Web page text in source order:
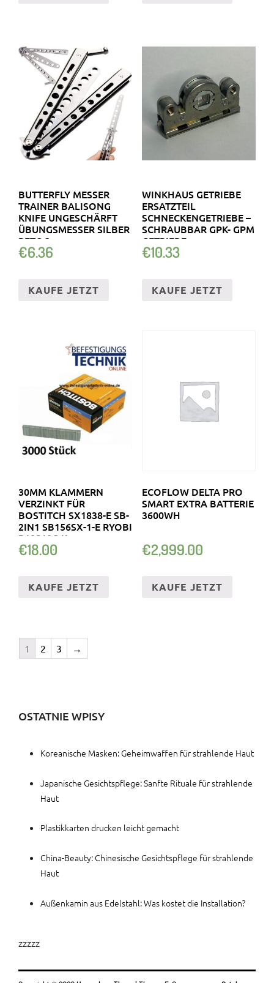
BUTTERFLY MESSER
TRAINER BALISONG
KNIFE UNGESCHÄRFT
ÜBUNGSMESSER SILBER
RETOO
€6.36
KAUFE JETZT
WINKHAUS GETRIEBE
ERSATZTEIL
SCHNECKENGETRIEBE –
SCHRAUBBAR GPK- GPM
GETRIEBE
€10.33
KAUFE JETZT
30MM KLAMMERN
VERZINKT FÜR
BOSTITCH SX1838-E SB-
2IN1 SB156SX-1-E RYOBI
R18S18G K
€18.00
KAUFE JETZT
ECOFLOW DELTA PRO
SMART EXTRA BATTERIE
3600WH
€2,999.00
KAUFE JETZT
1 2 3 →
OSTATNIE WPISY
Koreanische Masken: Geheimwaffen für strahlende Haut
Japanische Gesichtspflege: Sanfte Rituale für strahlende
Haut
Plastikkarten drucken leicht gemacht
China-Beauty: Chinesische Gesichtspflege für strahlende
Haut
Außenkamin aus Edelstahl: Was kostet die Installation?
zzzzz